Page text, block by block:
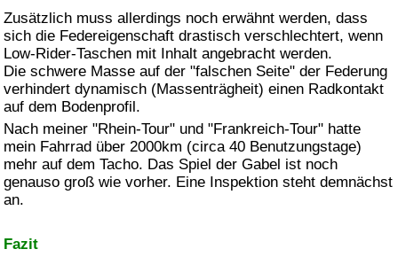
Zusätzlich muss allerdings noch erwähnt werden, dass
sich die Federeigenschaft drastisch verschlechtert, wenn
Low-Rider-Taschen mit Inhalt angebracht werden.
Die schwere Masse auf der "falschen Seite" der Federung
verhindert dynamisch (Massenträgheit) einen Radkontakt
auf dem Bodenprofil.
Nach meiner "Rhein-Tour" und "Frankreich-Tour" hatte
mein Fahrrad über 2000km (circa 40 Benutzungstage)
mehr auf dem Tacho. Das Spiel der Gabel ist noch
genauso groß wie vorher. Eine Inspektion steht demnächst
an.
Fazit